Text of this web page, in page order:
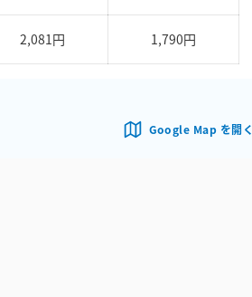
2,081円 1,790円
Google Map を開く